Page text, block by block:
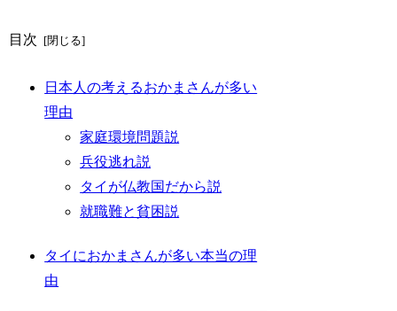
目次
日本人の考えるおかまさんが多い
理由
家庭環境問題説
兵役逃れ説
タイが仏教国だから説
就職難と貧困説
タイにおかまさんが多い本当の理
由